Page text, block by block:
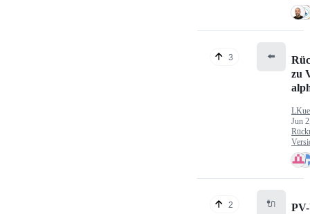
3 ⬅️
zu
Jun
2 🔌